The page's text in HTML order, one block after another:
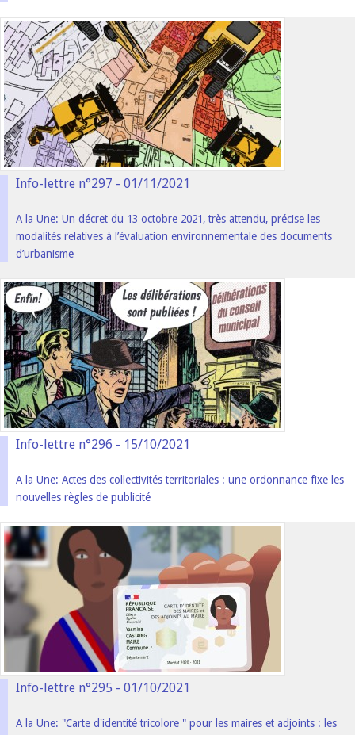
Info-lettre n°297 - 01/11/2021
A la Une: Un décret du 13 octobre 2021, très attendu, précise les
modalités relatives à l’évaluation environnementale des documents
d’urbanisme
Info-lettre n°296 - 15/10/2021
A la Une: Actes des collectivités territoriales : une ordonnance fixe les
nouvelles règles de publicité
Info-lettre n°295 - 01/10/2021
A la Une: "Carte d'identité tricolore " pour les maires et adjoints : les